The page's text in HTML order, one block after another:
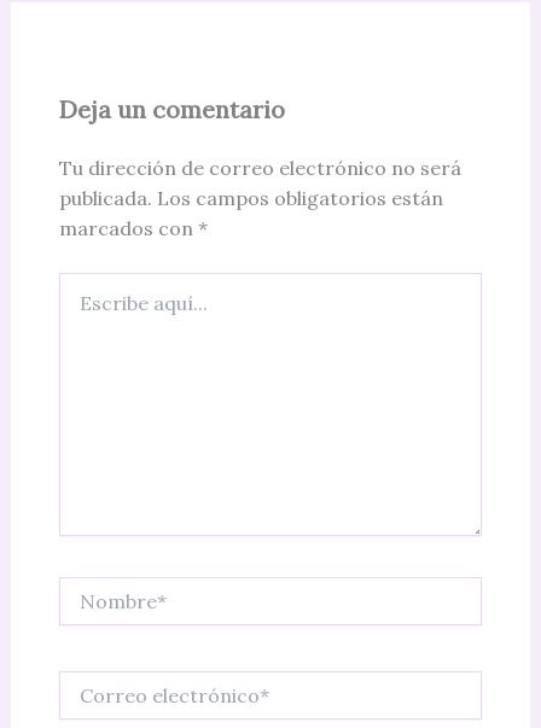
Deja un comentario
Tu dirección de correo electrónico no será
publicada. Los campos obligatorios están
marcados con *
aquí...
electrónico*